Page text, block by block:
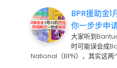
BPR援助金1
你一步步申请
大家听到
时可能误会成
National（BPN），其实这两